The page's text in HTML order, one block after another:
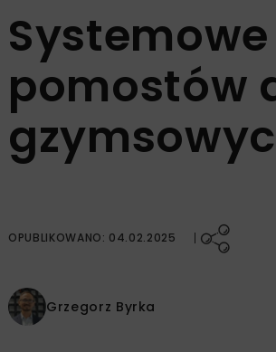
pomostów
OPUBLIKOWANO: 04.02.2025
Grzegorz Byrka